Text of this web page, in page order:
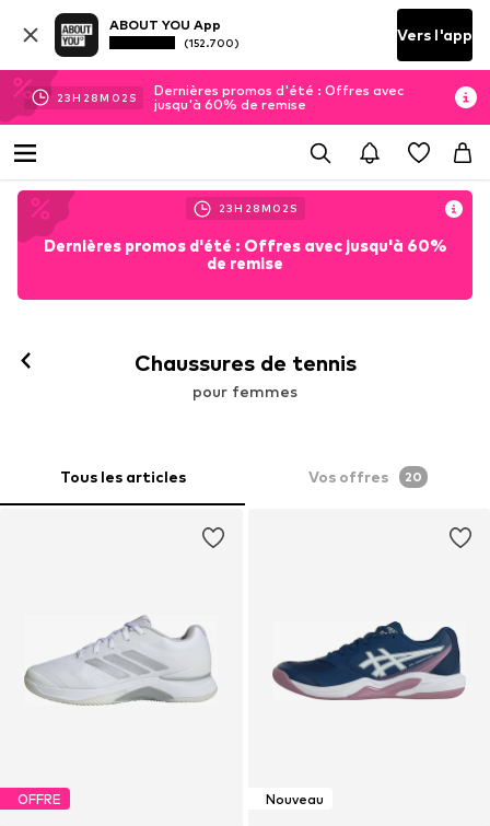
ABOUT YOU App
(152.700) Vers l'app
23H 28M 00 S
Dernières promos d'été : Offres avec
jusqu'à 60% de remise
23H 28M 01 S
Dernières promos d'été : Offres avec jusqu'à 60%
de remise
Chaussures de tennis
pour femmes
Tous les articles Vos offres 20
OFFRE Nouveau